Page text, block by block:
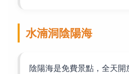
水湳洞陰陽海
陰陽海是免費景點，全天